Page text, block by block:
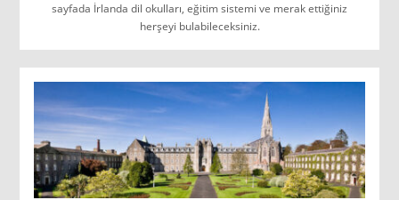
sayfada İrlanda dil okulları, eğitim sistemi ve merak ettiğiniz
herşeyi bulabileceksiniz.